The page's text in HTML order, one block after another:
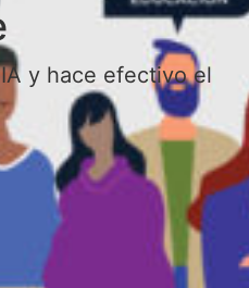
y hace efectivo el